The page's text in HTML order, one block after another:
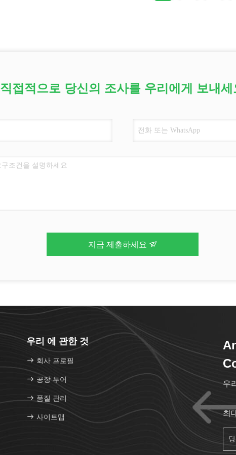
직접적으로 당신의 조사를 우리에게 보내세
지금 제출하세요
우리 에 관한 것
회사 프로필
공장 투어
품질 관리
사이트맵
우
최